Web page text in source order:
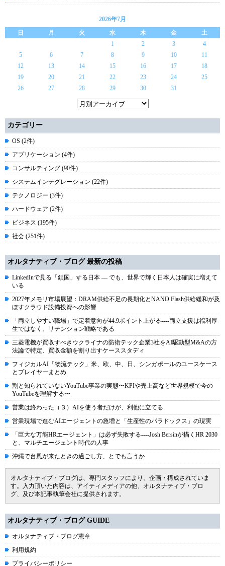
2026年7月
日
月 火 水 木 金
土
1
2 3
4
5
6 7 8 9 10
11
12
13 14 15 16 17
18
19
20 21 22 23 24
25
26
27 28 29 30 31
カテゴリー
OS (2件)
アプリケーション (4件)
コンサルティング (90件)
システムインテグレーション (22件)
テクノロジー (3件)
ハードウェア (2件)
ビジネス (195件)
社会 (251件)
オルタナティブ・ブログ 最新の投稿
LinkedInで見る「鎖国」する日本 ― でも、世界で輝く日本人は確実に増えて
いる
2027年メモリ市場展望：DRAM供給不足の長期化とNAND Flash供給緩和が及
ぼすクラウド設備投資への影響
「両立しやすい職場」で定着意向が44.9ポイント上がる----両立支援は福利厚
生ではなく、リテンション戦略である
三菱電機が買収すべきウクライナの防衛テック企業3社をAI駆動型M&Aの方
法論で特定、買収金額を割り出すケーススタディ
フィジカルAI「物流テック」米、欧、中、日、シンガポールのユースケース
とプレイヤーまとめ
割と知られていないYouTube事業の実態〜KPIや売上高など世界規模で今の
YouTubeを理解する〜
営業は終わった（３）AIを使う者だけが、利他に立てる
営業現場で進むAIエージェントの急増と「生産性のパラドックス」の現実
「巨大な万能HRエージェント」は必ず失敗する----Josh Bersinが描くHR 2030
と、マルチエージェント時代の人事
沖縄で台風が来たときの過ごし方、とでも言うか
オルタナティブ・ブログは、専門スタッフにより、企画・構成されていま
す。入力頂いた内容は、アイティメディアの他、オルタナティブ・ブロ
グ、及び本記事執筆会社に提供されます。
オルタナティブ・ブログ GUIDE
オルタナティブ・ブログ憲章
利用規約
プライバシーポリシー